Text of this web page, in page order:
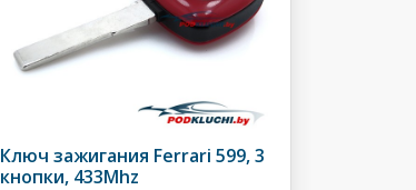
Ключ зажигания Ferrari 599, 3
кнопки, 433Mhz